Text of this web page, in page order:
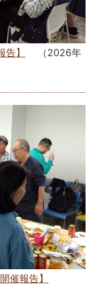
】 （2026年
催報告】